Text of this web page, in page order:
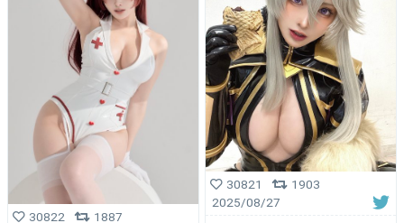
30822
1887
30821
1903
2025/08/27